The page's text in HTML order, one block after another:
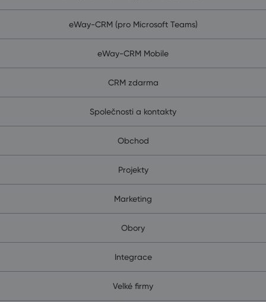
eWay-CRM (pro Microsoft Teams)
eWay-CRM Mobile
CRM zdarma
Společnosti a kontakty
Obchod
Projekty
Marketing
Obory
Integrace
Velké firmy